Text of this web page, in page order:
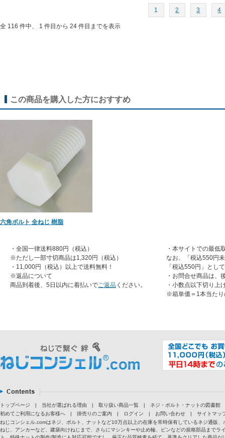
1 2 3 4
全 116 件中、 1 件目から 24 件目までを表示
この商品を購入した方におすすめ
六角ボルト 全ねじ 樹脂
・全国一律送料880円（税込）
※ただし一部寸切商品は1,320円（税込）
・11,000円（税込）以上で送料無料！
※返品について
商品到着後、5日以内に着払いでご返品 ください。
・本サイトでの最低
なお、「税込550円
「税込550円」とし
・お問合せ商品は、
・小数点以下切り上
※箱単価＝1本当たり
トップページ | 当社が選ばれる理由 | 取り扱い商品一覧 |
ネジ・ボルト・ナットの図書館
初めてご利用になるお客様へ
| 掛売りのご案内 | ログイン | お問い合わせ |
サイトマッ
ねじコンシェル.comはネジ、ボルト、ナットなど10万点以上の在庫を常時保有しているネジ通販
ねじ、アンカーなど、建築向けねじまで、さらにマシンキーや止め輪、ピンなどの規格部品まで